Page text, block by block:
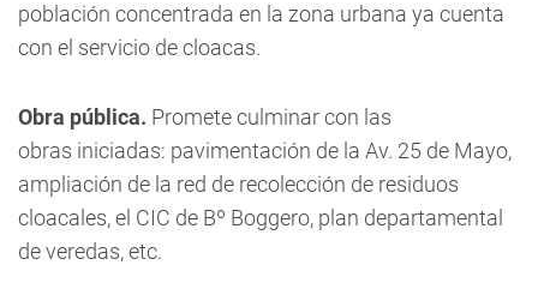
población concentrada en la zona urbana ya cuenta
con el servicio de cloacas.
Obra pública. Promete culminar con las
obras iniciadas: pavimentación de la Av. 25 de Mayo,
ampliación de la red de recolección de residuos
cloacales, el CIC de Bº Boggero, plan departamental
de veredas, etc.